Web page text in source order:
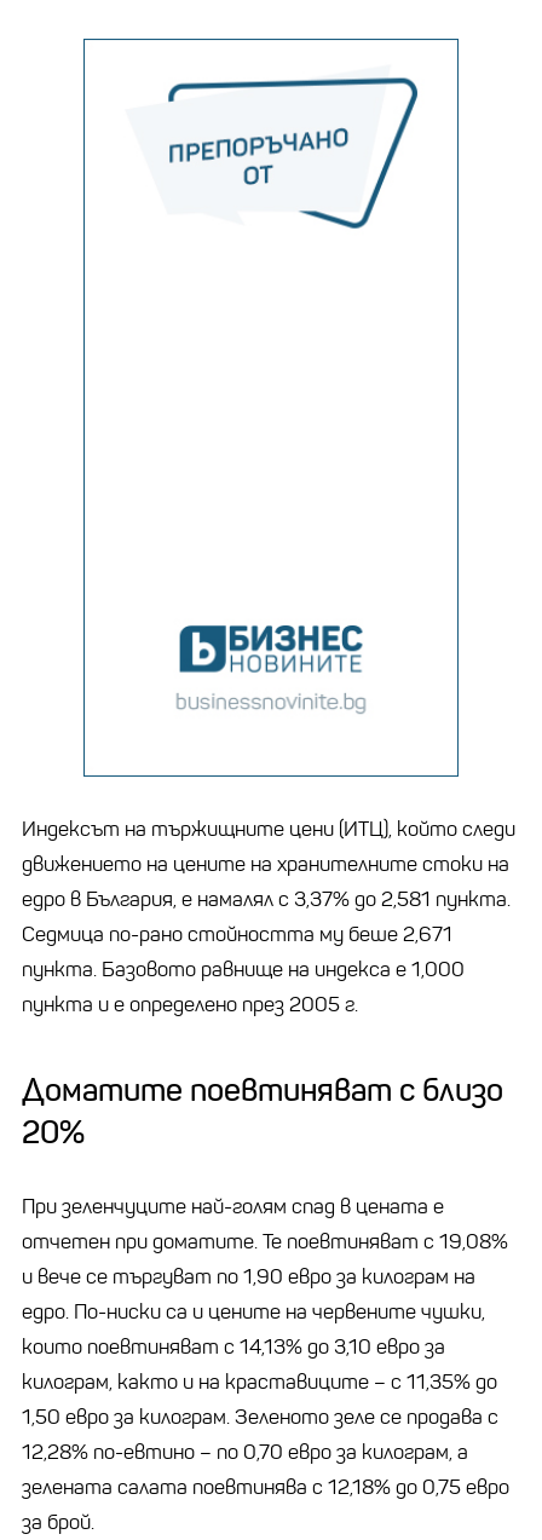
Индексът на тържищните цени (ИТЦ), който следи
движението на цените на хранителните стоки на
едро в България, е намалял с 3,37% до 2,581 пункта.
Седмица по-рано стойността му беше 2,671
пункта. Базовото равнище на индекса е 1,000
пункта и е определено през 2005 г.
Доматите поевтиняват с близо
20%
При зеленчуците най-голям спад в цената е
отчетен при доматите. Те поевтиняват с 19,08%
и вече се търгуват по 1,90 евро за килограм на
едро. По-ниски са и цените на червените чушки,
които поевтиняват с 14,13% до 3,10 евро за
килограм, както и на краставиците – с 11,35% до
1,50 евро за килограм. Зеленото зеле се продава с
12,28% по-евтино – по 0,70 евро за килограм, а
зелената салата поевтинява с 12,18% до 0,75 евро
за брой.